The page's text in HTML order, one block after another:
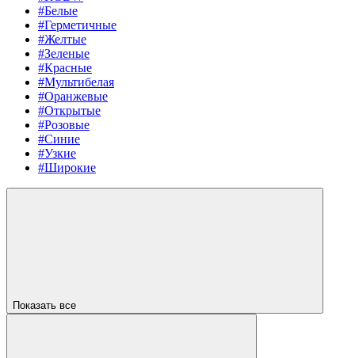
#Белые
#Герметичные
#Желтые
#Зеленые
#Красные
#Мультибелая
#Оранжевые
#Открытые
#Розовые
#Синие
#Узкие
#Широкие
Показать все